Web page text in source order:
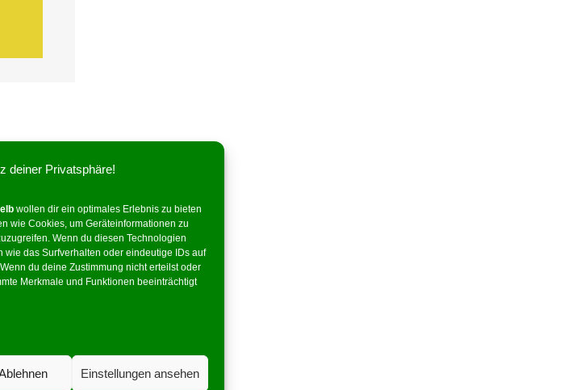
deiner Privatsphäre!
wollen dir ein optimales Erlebnis zu bieten
wie Cookies, um Geräteinformationen zu
Wenn du diesen Technologien
wie das Surfverhalten oder eindeutige IDs auf
du deine Zustimmung nicht erteilst oder
Merkmale und Funktionen beeinträchtigt
Einstellungen ansehen